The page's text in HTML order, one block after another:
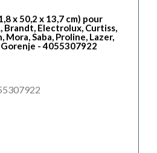
x 50,2 x 13,7 cm) pour
Brandt, Electrolux, Curtiss,
Saba, Proline, Lazer,
Gorenje - 4055307922